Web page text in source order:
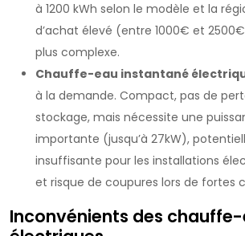
à 1200 kWh selon le modèle et la
d’achat élevé (entre 1000€ et
plus complexe.
Chauffe-eau instantané
à la demande. Compact, pas de
stockage, mais nécessite une
importante (jusqu’à 27kW),
insuffisante pour les installations
et risque de coupures lors de fortes
Inconvénients des